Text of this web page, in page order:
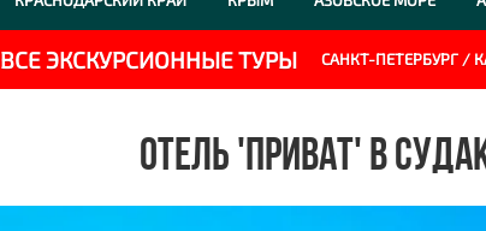
ВСЕ ЭКСКУРСИОННЫЕ ТУРЫ САНКТ-ПЕТЕРБУРГ /
ОТЕЛЬ 'ПРИВАТ' В